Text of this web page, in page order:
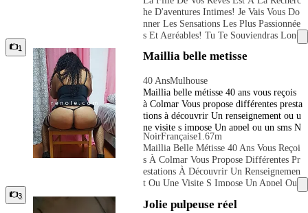
nt un plaisir vif et de belles sensations...
Chat, je ne te décevrai pas! Ecrivez-moi
sur WhatsApp, nous choisirons le mome
nt et le lieu parfaits et nous nous donner
ons l'un à l'autre. ‌télégramme Sylviabru
nee je répond
He D'aventures Intimes! Je Vais Vous Do
Nner Les Sensations Les Plus Passionnée
S Et Agréables! Tu Te Souviendras Long
Temps De Moi. Mon Corps Ne Te Donne
Ra Pas Seulement Un Plaisir Vif Et De B
Ai Pas! Ecrivez-Moi Sur WhatsApp, Nou
S Choisirons Le Moment Et Le Lieu Par
Faits Et Nous Nous Donnerons L'un À
L'autre. ‌télégramme Sylviabrunee Je Ré
Pond
1
Maillia belle metisse
40 AnsMulhouse
Maillia belle métisse 40 ans vous reçois
à Colmar Vous propose différentes presta
tions à découvrir Un renseignement ou u
ne visite s impose Un appel ou un sms N
e prend pas de numéros masqués Reçois
des personnes respectueuses au dessus de
35 ans
NoirFrançaise1.67m
Maillia Belle Métisse 40 Ans Vous Reçoi
S À Colmar Vous Propose Différentes Pr
Estations À Découvrir Un Renseignemen
T Ou Une Visite S Impose Un Appel Ou
Un Sms Ne Prend Pas De Numéros Mas
Qués Reçois Des Personnes Respectueuse
3
Jolie pulpeuse réel